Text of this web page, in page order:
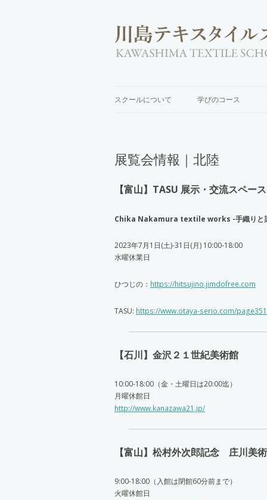
スクールについて 学びのコース
展覧会情報｜北陸
【富山】TASU 展示・交流スペース
Chika Nakamura textile works -手織りと
2023年7月1日(土)-31日(月) 10:00-18:00
水曜休業日
ひつじの： https://hitsujino.jimdofree.com
TASU: https://www.otaya-serio.com/
【石川】金沢２１世紀美術館
10:00-18:00（金・土曜日は20:00迄）
月曜休館日
http://www.kanazawa21.jp/
【富山】松村外次郎記念 庄川美
9:00-18:00（入館は閉館60分前まで）
火曜休館日